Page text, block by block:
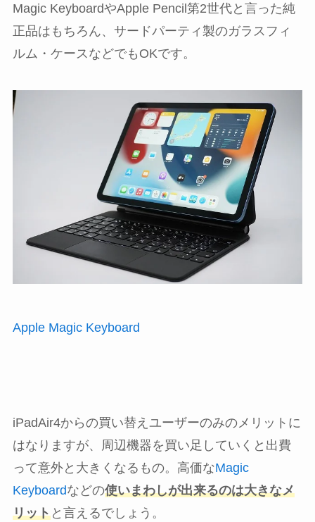
Magic KeyboardやApple Pencil第2世代と言った純
正品はもちろん、サードパーティ製のガラスフィ
ルム・ケースなどでもOKです。
Apple Magic Keyboard
iPadAir4からの買い替えユーザーのみのメリットに
はなりますが、周辺機器を買い足していくと出費
って意外と大きくなるもの。高価なMagic
Keyboardなどの使いまわしが出来るのは大きなメ
リットと言えるでしょう。